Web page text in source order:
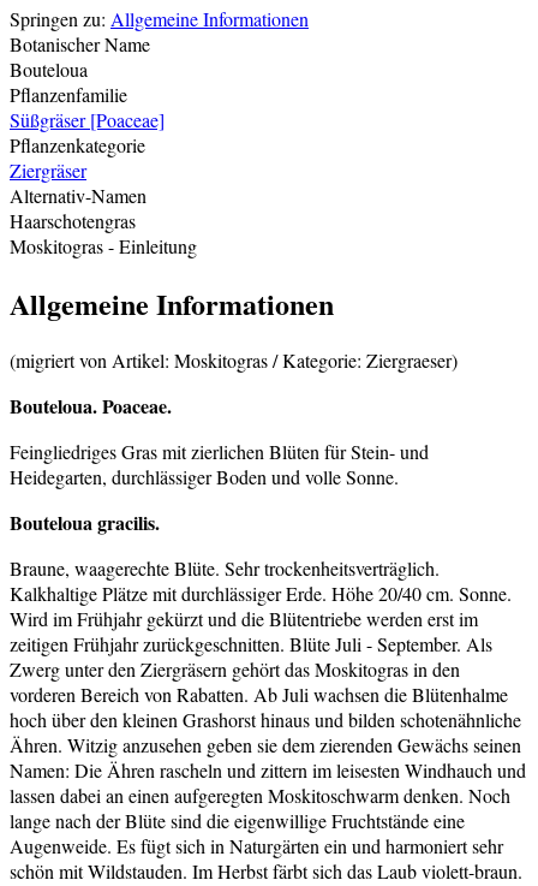
Springen zu: Allgemeine Informationen
Botanischer Name
Bouteloua
Pflanzenfamilie
Süßgräser [Poaceae]
Pflanzenkategorie
Ziergräser
Alternativ-Namen
Haarschotengras
Moskitogras- Einleitung
Allgemeine Informationen
(migriert von Artikel: Moskitogras / Kategorie: Ziergraeser)
Bouteloua. Poaceae.
Feingliedriges Gras mit zierlichen Blüten für Stein- und
Heidegarten, durchlässiger Boden und volle Sonne.
Bouteloua gracilis.
Braune, waagerechte Blüte. Sehr trockenheitsverträglich.
Kalkhaltige Plätze mit durchlässiger Erde. Höhe 20/40 cm. Sonne.
Wird im Frühjahr gekürzt und die Blütentriebe werden erst im
zeitigen Frühjahr zurückgeschnitten. Blüte Juli - September. Als
Zwerg unter den Ziergräsern gehört das Moskitogras in den
vorderen Bereich von Rabatten. Ab Juli wachsen die Blütenhalme
hoch über den kleinen Grashorst hinaus und bilden schotenähnliche
Ähren. Witzig anzusehen geben sie dem zierenden Gewächs seinen
Namen: Die Ähren rascheln und zittern im leisesten Windhauch und
lassen dabei an einen aufgeregten Moskitoschwarm denken. Noch
lange nach der Blüte sind die eigenwillige Fruchtstände eine
Augenweide. Es fügt sich in Naturgärten ein und harmoniert sehr
schön mit Wildstauden. Im Herbst färbt sich das Laub violett-braun.